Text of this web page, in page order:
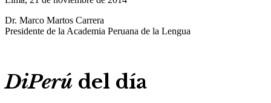
Dr. Marco Martos Carrera
Presidente de la Academia Peruana de la Lengua
DiPerú del día